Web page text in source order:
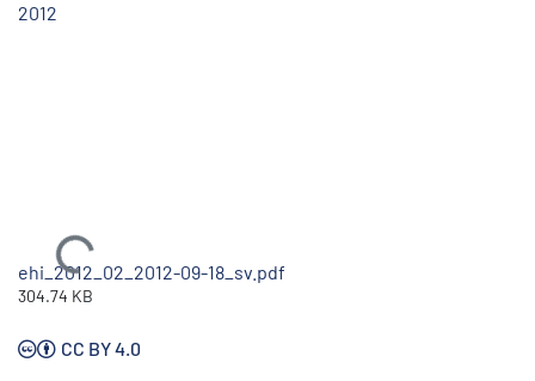
2012
Ladataan...
ehi_2012_02_2012-09-18_sv.pdf
304.74 KB
CC BY 4.0